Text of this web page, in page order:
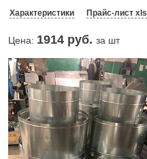
Характеристики Прайс-лист xls
Цена: 1914 руб. за шт